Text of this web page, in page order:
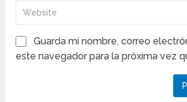
Guarda mi nombre, correo
este navegador para la próxima vez